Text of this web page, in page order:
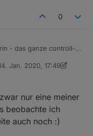
0
controll-
einen
z.b
z.b
und diesen setzt du im
rein - nur in klammern
Jan. 2020, 17:49
von Ein ehemaliger
nur eine meiner
beobachte ich
auch noch :)